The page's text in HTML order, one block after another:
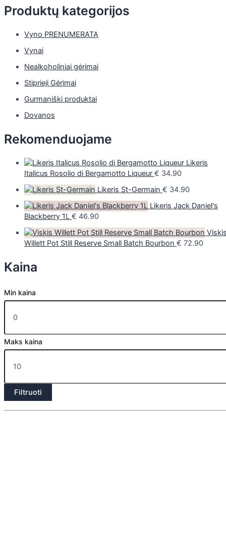
Produktų kategorijos
Vyno PRENUMERATA
Vynai
Nealkoholiniai gėrimai
Stiprieji Gėrimai
Gurmaniški produktai
Dovanos
Rekomenduojame
Likeris
Italicus Rosolio di Bergamotto Liqueur € 34.90
Likeris St-Germain € 34.90
Likeris Jack Daniel's
Blackberry 1L € 46.90
Willett Pot Still Reserve Small Batch Bourbon € 72.90
Kaina
Min kaina
Maks kaina
Filtruoti